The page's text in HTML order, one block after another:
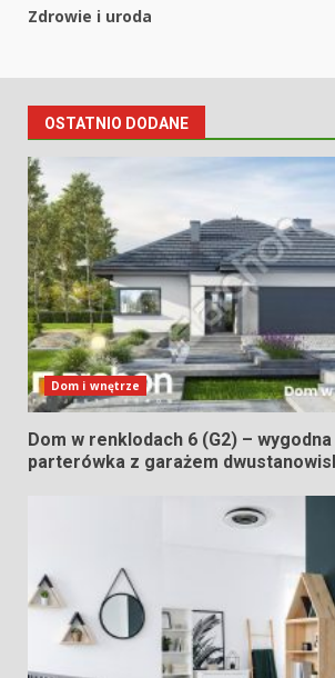
Zdrowie i uroda
OSTATNIO DODANE
Dom i wnętrze
Dom w renklodach 6 (G2) –
parterówka z garażem